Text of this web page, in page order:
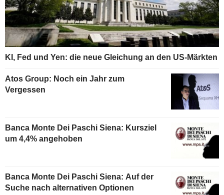
KI, Fed und Yen: die neue Gleichung an den US-Märkten
Atos Group: Noch ein Jahr zum
Vergessen
Banca Monte Dei Paschi Siena: Kursziel
um 4,4% angehoben
Banca Monte Dei Paschi Siena: Auf der
Suche nach alternativen Optionen